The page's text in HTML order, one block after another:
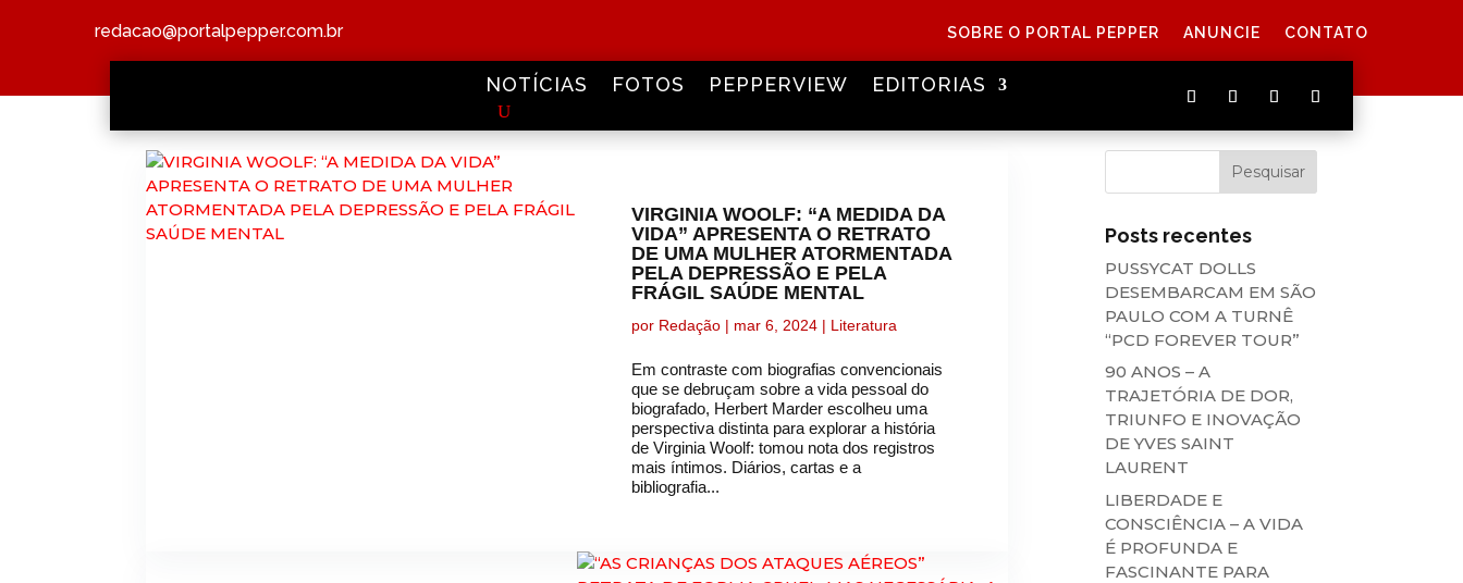
redacao@portalpepper.com.br SOBRE O PORTAL PEPPER ANUNCIE CONTATO
NOTÍCIAS FOTOS PEPPERVIEW EDITORIAS
VIRGINIA WOOLF: “A MEDIDA DA
VIDA” APRESENTA O RETRATO
DE UMA MULHER ATORMENTADA
PELA DEPRESSÃO E PELA
FRÁGIL SAÚDE MENTAL
por Redação | mar 6, 2024 | Literatura
Em contraste com biografias convencionais
que se debruçam sobre a vida pessoal do
biografado, Herbert Marder escolheu uma
perspectiva distinta para explorar a história
de Virginia Woolf: tomou nota dos registros
mais íntimos. Diários, cartas e a
bibliografia...
Posts recentes
PUSSYCAT DOLLS
DESEMBARCAM EM SÃO
PAULO COM A TURNÊ
“PCD FOREVER TOUR”
90 ANOS – A
TRAJETÓRIA DE DOR,
TRIUNFO E INOVAÇÃO
DE YVES SAINT
LAURENT
LIBERDADE E
CONSCIÊNCIA – A VIDA
É PROFUNDA E
FASCINANTE PARA